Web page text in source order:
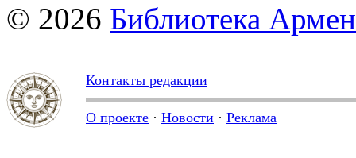
© 2026 Библиотека
Контакты редакции
О проекте · Новости · Реклама